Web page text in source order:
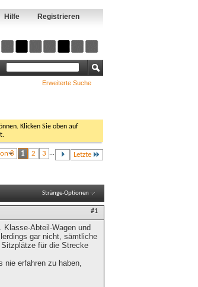
Registrieren
Hilfe
Erweiterte Suche
Klicken Sie oben auf
8 1 2 3 ... Letzte
Stränge-Optionen
#1
Klasse-Abteil-Wagen und
gar nicht, sämtliche
für die Strecke
nie erfahren zu haben,